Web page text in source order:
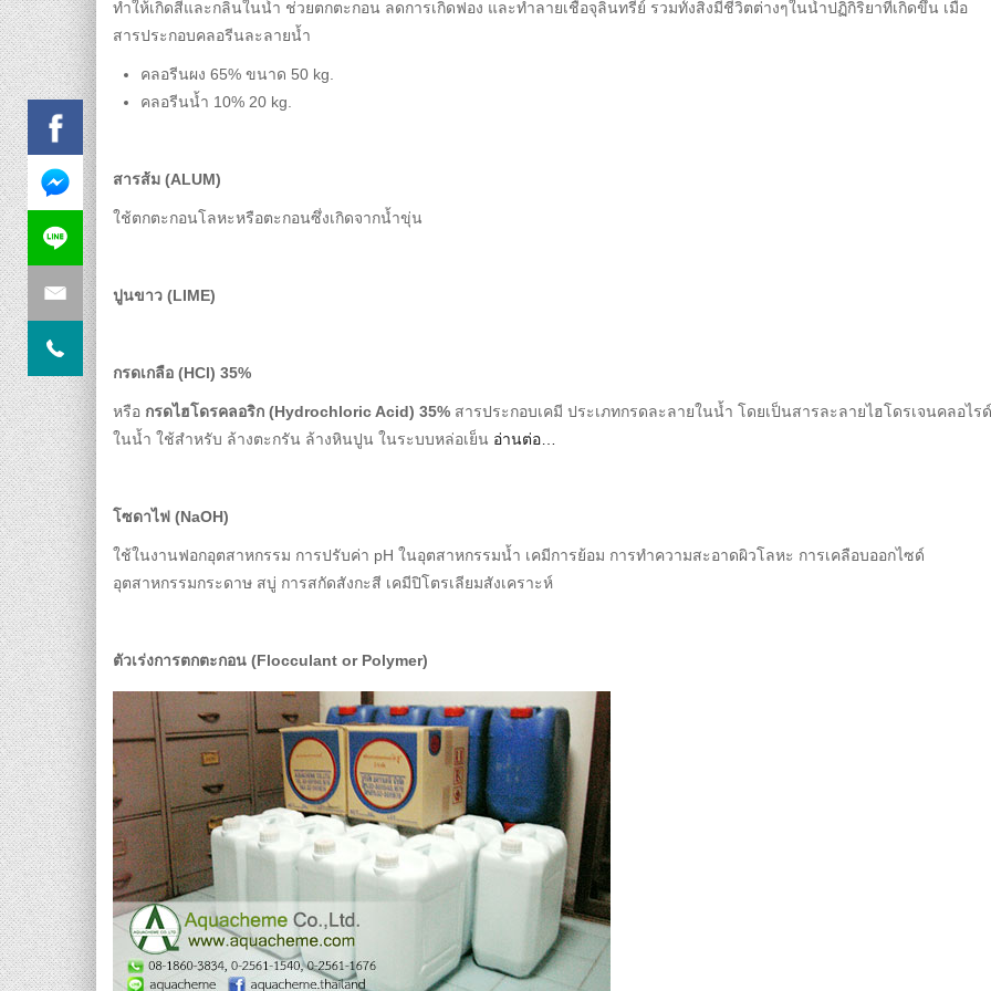
ทำให้เกิดสีและกลิ่นในน้ำ ช่วยตกตะกอน ลดการเกิดฟอง และทำลายเชื้อจุลินทรีย์ รวมทั้งสิ่งมีชีวิตต่างๆในน้ำปฏิกิริยาที่เกิดขึ้น เมื่อ
สารประกอบคลอรีนละลายน้ำ
คลอรีนผง 65% ขนาด 50 kg.
คลอรีนน้ำ 10% 20 kg.
สารส้ม (ALUM)
ใช้ตกตะกอนโลหะหรือตะกอนซึ่งเกิดจากน้ำขุ่น
ปูนขาว (LIME)
กรดเกลือ (HCl) 35%
หรือ กรดไฮโดรคลอริก (Hydrochloric Acid) 35% สารประกอบเคมี ประเภทกรดละลายในน้ำ โดยเป็นสารละลายไฮโดรเจนคลอไรด์
ในน้ำ ใช้สำหรับ ล้างตะกรัน ล้างหินปูน ในระบบหล่อเย็น อ่านต่อ…
โซดาไฟ (NaOH)
ใช้ในงานฟอกอุตสาหกรรม การปรับค่า pH ในอุตสาหกรรมน้ำ เคมีการย้อม การทำความสะอาดผิวโลหะ การเคลือบออกไซด์
อุตสาหกรรมกระดาษ สบู่ การสกัดสังกะสี เคมีปิโตรเลียมสังเคราะห์
ตัวเร่งการตกตะกอน (Flocculant or Polymer)